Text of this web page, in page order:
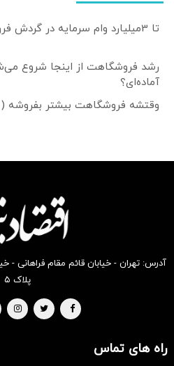
تا 3میلیارد وام سرمایه در گردش فروشندگان
رشد فروشگاهت از اینجا شروع
آماده‌ای؟
وقتشه فروشگاهت بیشتر بفروشه
آدرس: تهران - خیابان قائم مقام
پلاک ۵
راه های تماس